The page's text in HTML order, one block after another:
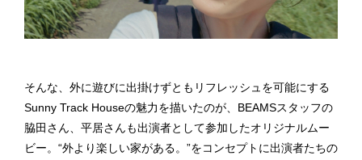
そんな、外に遊びに出掛けずともリフレッシュを可能にする
Sunny Track Houseの魅力を描いたのが、BEAMSスタッフの
脇田さん、平居さんも出演者として参加したオリジナルムー
ビー。“外より楽しい家がある。”をコンセプトに出演者たちの